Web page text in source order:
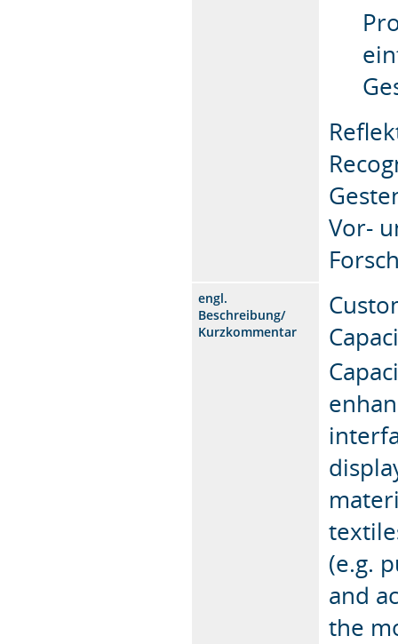
Vor-
engl.
Beschreibung/
Kurzkommentar
(e.g.
and
the